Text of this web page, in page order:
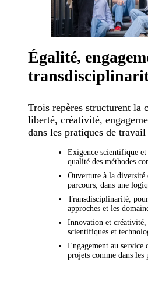
Égalité,
Trois repères structurent la
liberté, créativité,
dans les pratiques de travail
Exigence scientifique
qualité des méthodes
Ouverture à la diversité
parcours, dans une
Transdisciplinarité,
approches et les
Innovation et créativité,
scientifiques et
Engagement au service
projets comme dans les